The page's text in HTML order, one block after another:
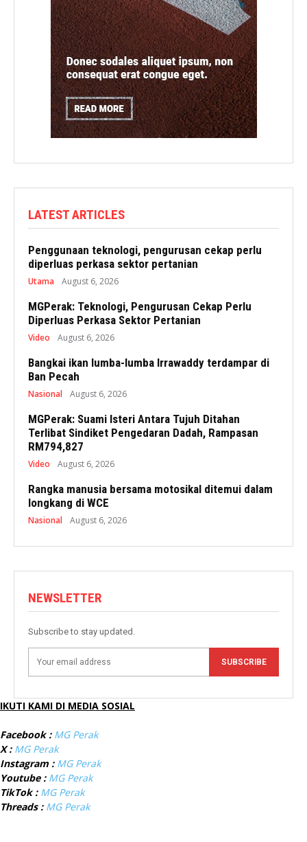
LATEST ARTICLES
Penggunaan teknologi, pengurusan cekap perlu
diperluas perkasa sektor pertanian
Utama August 6, 2026
MGPerak: Teknologi, Pengurusan Cekap Perlu
Diperluas Perkasa Sektor Pertanian
Video August 6, 2026
Bangkai ikan lumba-lumba Irrawaddy terdampar di
Ban Pecah
Nasional August 6, 2026
MGPerak: Suami Isteri Antara Tujuh Ditahan
Terlibat Sindiket Pengedaran Dadah, Rampasan
RM794,827
Video August 6, 2026
Rangka manusia bersama motosikal ditemui dalam
longkang di WCE
Nasional August 6, 2026
NEWSLETTER
Subscribe to stay updated.
SUBSCRIBE
IKUTI KAMI DI MEDIA SOSIAL
Facebook : MG Perak
X : MG Perak
Instagram : MG Perak
Youtube : MG Perak
TikTok : MG Perak
Threads : MG Perak